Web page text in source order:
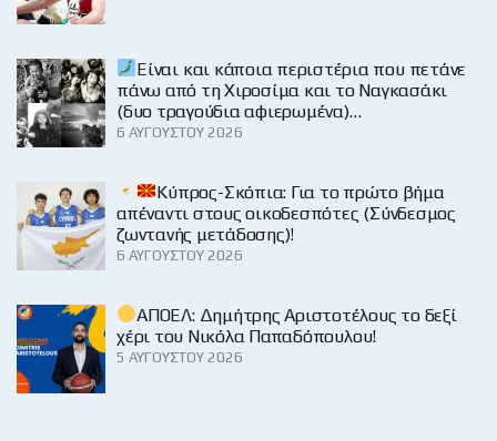
Είναι και κάποια περιστέρια που πετάνε
πάνω από τη Χιροσίμα και το Ναγκασάκι
(δυο τραγούδια αφιερωμένα)…
6 ΑΥΓΟΎΣΤΟΥ 2026
Κύπρος-Σκόπια: Για το πρώτο βήμα
απέναντι στους οικοδεσπότες (Σύνδεσμος
ζωντανής μετάδοσης)!
6 ΑΥΓΟΎΣΤΟΥ 2026
ΑΠΟΕΛ: Δημήτρης Αριστοτέλους το δεξί
χέρι του Νικόλα Παπαδόπουλου!
5 ΑΥΓΟΎΣΤΟΥ 2026